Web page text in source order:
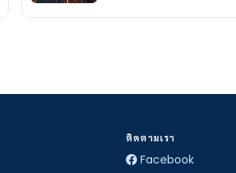
ติดตามเรา
Facebook